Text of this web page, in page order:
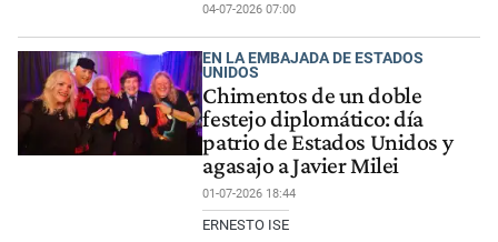
04-07-2026 07:00
EN LA EMBAJADA DE ESTADOS
UNIDOS
Chimentos de un doble
festejo diplomático: día
patrio de Estados Unidos y
agasajo a Javier Milei
01-07-2026 18:44
ERNESTO ISE